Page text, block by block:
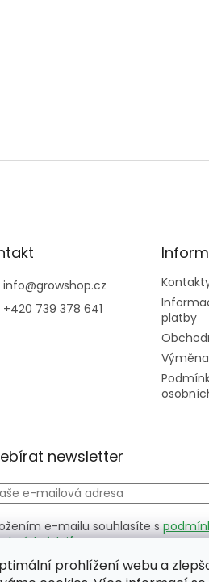
prohlížení webu a
info@growshop.cz
+420 739 378 641
platby
newsletter
e-mailu souhlasíte s
údajů
PŘIHLÁSIT